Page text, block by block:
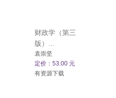
财政学（第三
版）...
袁崇坚
定价：53.00 元
有资源下载